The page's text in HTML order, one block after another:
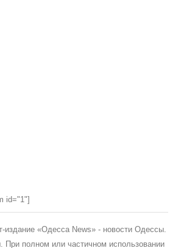
id="1"]
издание «Одесса News» - новости Одессы.
полном или частичном использовании